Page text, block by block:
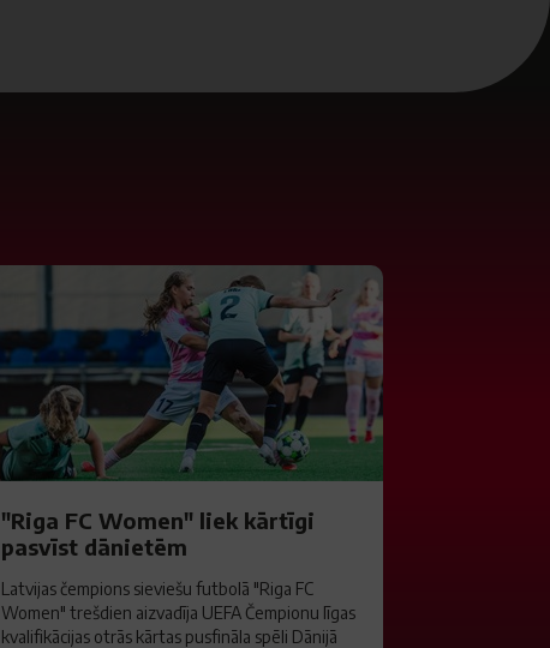
"Riga FC Women" liek kārtīgi
pasvīst dānietēm
Latvijas čempions sieviešu futbolā "Riga FC
Women" trešdien aizvadīja UEFA Čempionu līgas
kvalifikācijas otrās kārtas pusfināla spēli Dānijā